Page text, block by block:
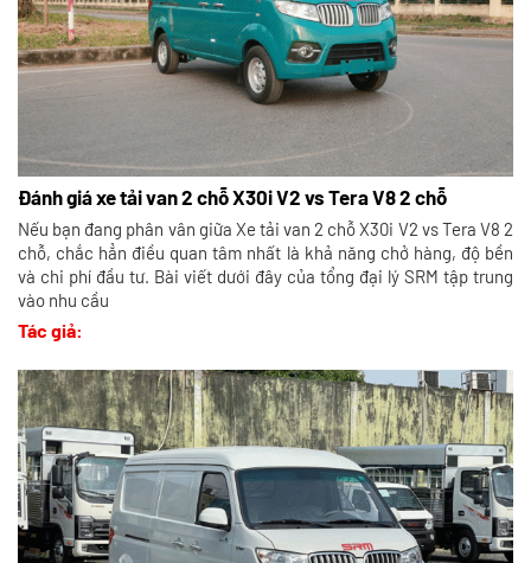
Đánh giá xe tải van 2 chỗ X30i V2 vs Tera V8 2 chỗ
Nếu bạn đang phân vân giữa Xe tải van 2 chỗ X30i V2 vs Tera V8 2
chỗ, chắc hẳn điều quan tâm nhất là khả năng chở hàng, độ bền
và chi phí đầu tư. Bài viết dưới đây của tổng đại lý SRM tập trung
vào nhu cầu
Tác giả: